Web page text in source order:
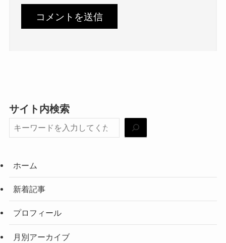
サイト内検索
ホーム
新着記事
プロフィール
月別アーカイブ